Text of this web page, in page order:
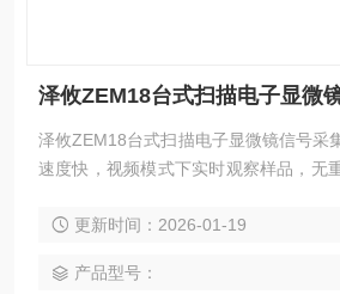
泽攸ZEM18台式扫描电子显微
泽攸ZEM18台式扫描电子显微镜信号采
速度快，视频模式下实时观察样品，无
台、TEC冷台等原位测试系统）
更新时间：2026-01-19
产品型号：